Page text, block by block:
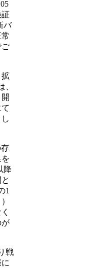
バ
ご
拡
、
降
1
が
戦